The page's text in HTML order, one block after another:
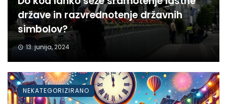
države in razvrednotenje državnih
simbolov?
13. junija, 2024
NEKATEGORIZIRANO